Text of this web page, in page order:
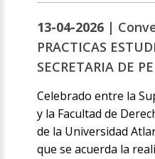
13-04-2026 |
PRACTICAS
SECRETARIA DE
Celebrado entre la
y la Facultad de
de la Universidad
que se acuerda la